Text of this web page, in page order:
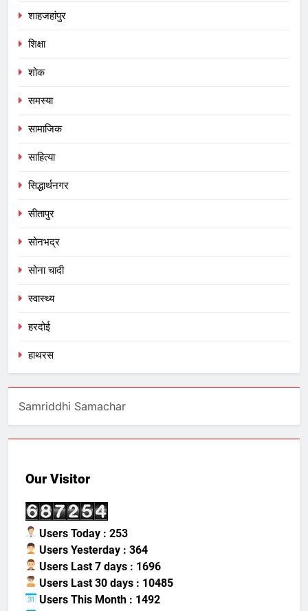
शाहजहांपुर
शिक्षा
शोक
समस्या
सामाजिक
साहित्या
सिद्धार्थनगर
सीतापुर
सोनभद्र
सोना चादी
स्वास्थ्य
हरदोई
हाथरस
Samriddhi Samachar
Our Visitor
Users Today : 253
Users Yesterday : 364
Users Last 7 days : 1696
Users Last 30 days : 10485
Users This Month : 1492